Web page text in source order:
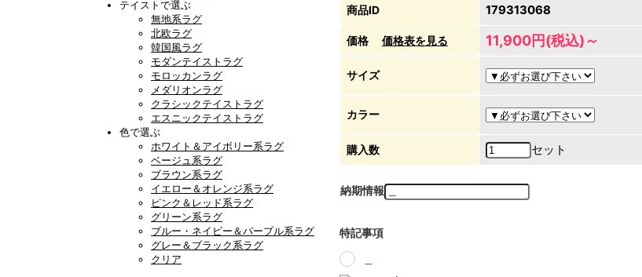
テイストで選ぶ
無地系ラグ
北欧ラグ
韓国風ラグ
モダンテイストラグ
モロッカンラグ
メダリオンラグ
クラシックテイストラグ
エスニックテイストラグ
色で選ぶ
ホワイト＆アイボリー系ラグ
ベージュ系ラグ
ブラウン系ラグ
イエロー＆オレンジ系ラグ
ピンク＆レッド系ラグ
グリーン系ラグ
ブルー・ネイビー＆パープル系ラグ
グレー＆ブラック系ラグ
クリア
商品ID 179313068
価格 価格表を見る 11,900円(税込)～
サイズ
カラー
購入数 セット
納期情報
特記事項